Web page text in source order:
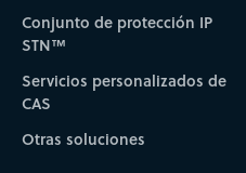
Conjunto de protección IP
STN™
Servicios personalizados de
CAS
Otras soluciones